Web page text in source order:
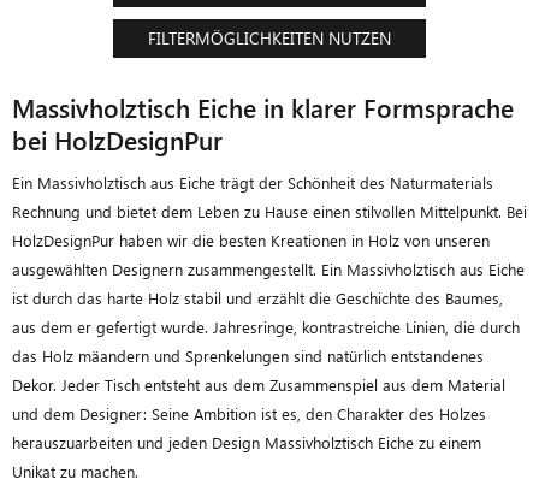
FILTERMÖGLICHKEITEN NUTZEN
Massivholztisch Eiche in klarer Formsprache
bei HolzDesignPur
Ein Massivholztisch aus Eiche trägt der Schönheit des Naturmaterials
Rechnung und bietet dem Leben zu Hause einen stilvollen Mittelpunkt. Bei
HolzDesignPur haben wir die besten Kreationen in Holz von unseren
ausgewählten Designern zusammengestellt. Ein Massivholztisch aus Eiche
ist durch das harte Holz stabil und erzählt die Geschichte des Baumes,
aus dem er gefertigt wurde. Jahresringe, kontrastreiche Linien, die durch
das Holz mäandern und Sprenkelungen sind natürlich entstandenes
Dekor. Jeder Tisch entsteht aus dem Zusammenspiel aus dem Material
und dem Designer: Seine Ambition ist es, den Charakter des Holzes
herauszuarbeiten und jeden Design Massivholztisch Eiche zu einem
Unikat zu machen.